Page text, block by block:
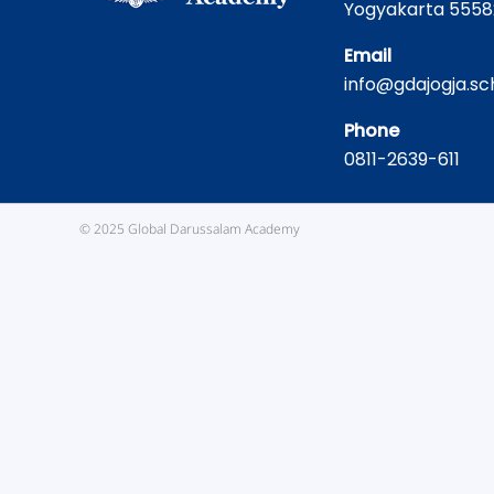
Yogyakarta
Email
Phone
0811-2639-611
© 2025 Global Darussalam Academy